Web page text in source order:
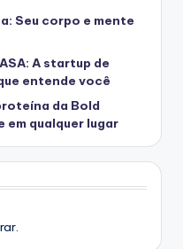
Seu corpo e mente
A startup de
entende você
da Bold
em qualquer lugar